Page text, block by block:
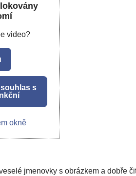
video?
s
okně
jmenovky s obrázkem a dobře